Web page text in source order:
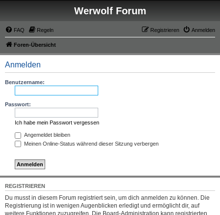
Werwolf Forum
FAQ Regeln Anmelden
Registrieren
Foren-Übersicht
Anmelden
Benutzername:
Passwort:
Ich habe mein Passwort vergessen
Angemeldet bleiben
Meinen Online-Status während dieser Sitzung verbergen
REGISTRIEREN
Du musst in diesem Forum registriert sein, um dich anmelden zu können. Die
Registrierung ist in wenigen Augenblicken erledigt und ermöglicht dir, auf
weitere Funktionen zuzugreifen. Die Board-Administration kann registrierten